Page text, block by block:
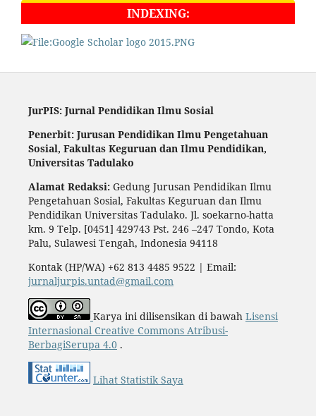
INDEXING:
JurPIS: Jurnal Pendidikan Ilmu Sosial
Penerbit: Jurusan Pendidikan Ilmu Pengetahuan
Sosial, Fakultas Keguruan dan Ilmu Pendidikan,
Universitas Tadulako
Alamat Redaksi:Gedung Jurusan Pendidikan Ilmu
Pengetahuan Sosial, Fakultas Keguruan dan Ilmu
Pendidikan Universitas Tadulako. Jl. soekarno-hatta
km. 9 Telp. [0451] 429743 Pst. 246 –247 Tondo, Kota
Palu, Sulawesi Tengah, Indonesia 94118
Kontak (HP/WA) +62 813 4485 9522 | Email:
jurnaljurpis.untad@gmail.com
Karya ini dilisensikan di bawah Lisensi
Internasional Creative Commons Atribusi-
BerbagiSerupa 4.0.
Lihat Statistik Saya